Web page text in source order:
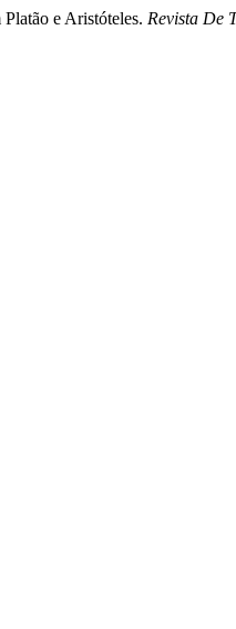
e Aristóteles. Revista De